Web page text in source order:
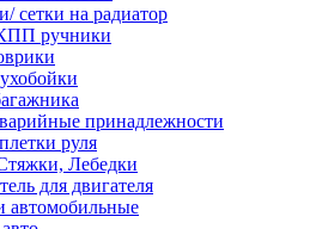
сетки на радиатор
ручники
принадлежности
руля
Лебедки
для двигателя
автомобильные